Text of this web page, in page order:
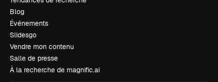
Blog
Événements
Slidesgo
Vendre mon contenu
Salle de presse
À la recherche de magnific.ai